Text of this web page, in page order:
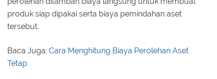
produk siap dipakai serta biaya pemindahan aset
tersebut.
Baca Juga: Cara Menghitung Biaya Perolehan Aset
Tetap